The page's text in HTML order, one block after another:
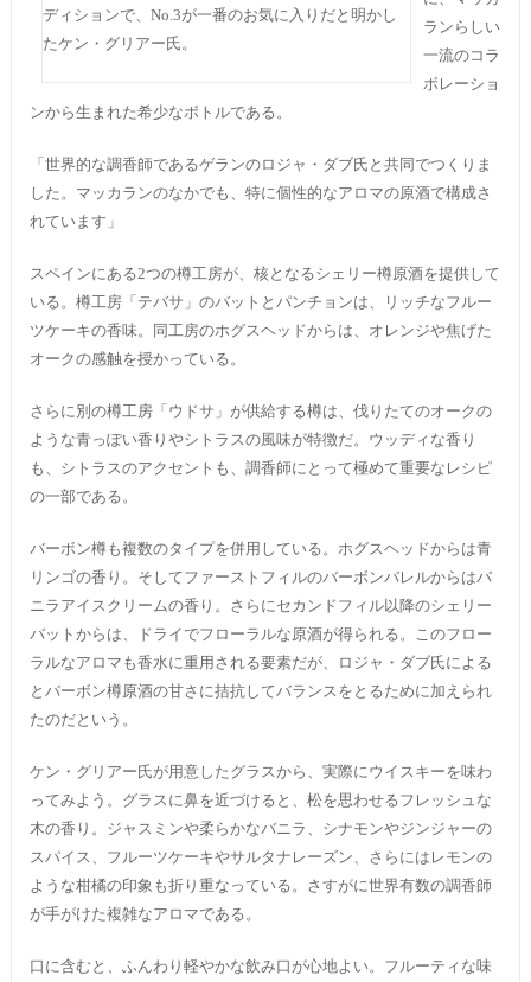
ディションで、No.3が一番のお気に入りだと明かし
たケン・グリアー氏。
ランらしい
一流のコラ
ボレーショ
ンから生まれた希少なボトルである。
「世界的な調香師であるゲランのロジャ・ダブ氏と共同でつくりま
した。マッカランのなかでも、特に個性的なアロマの原酒で構成さ
れています」
スペインにある2つの樽工房が、核となるシェリー樽原酒を提供して
いる。樽工房「テバサ」のバットとパンチョンは、リッチなフルー
ツケーキの香味。同工房のホグスヘッドからは、オレンジや焦げた
オークの感触を授かっている。
さらに別の樽工房「ウドサ」が供給する樽は、伐りたてのオークの
ような青っぽい香りやシトラスの風味が特徴だ。ウッディな香り
も、シトラスのアクセントも、調香師にとって極めて重要なレシピ
の一部である。
バーボン樽も複数のタイプを併用している。ホグスヘッドからは青
リンゴの香り。そしてファーストフィルのバーボンバレルからはバ
ニラアイスクリームの香り。さらにセカンドフィル以降のシェリー
バットからは、ドライでフローラルな原酒が得られる。このフロー
ラルなアロマも香水に重用される要素だが、ロジャ・ダブ氏による
とバーボン樽原酒の甘さに拮抗してバランスをとるために加えられ
たのだという。
ケン・グリアー氏が用意したグラスから、実際にウイスキーを味わ
ってみよう。グラスに鼻を近づけると、松を思わせるフレッシュな
木の香り。ジャスミンや柔らかなバニラ、シナモンやジンジャーの
スパイス、フルーツケーキやサルタナレーズン、さらにはレモンの
ような柑橘の印象も折り重なっている。さすがに世界有数の調香師
が手がけた複雑なアロマである。
口に含むと、ふんわり軽やかな飲み口が心地よい。フルーティな味